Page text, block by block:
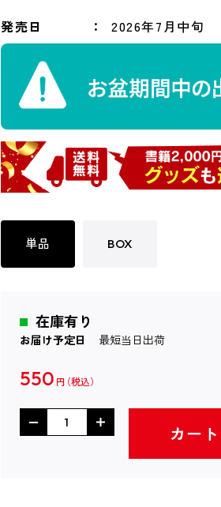
発売日 2026年7月中旬
単品 BOX
在庫有り
お届け予定日 最短当日出荷
550 円
カー